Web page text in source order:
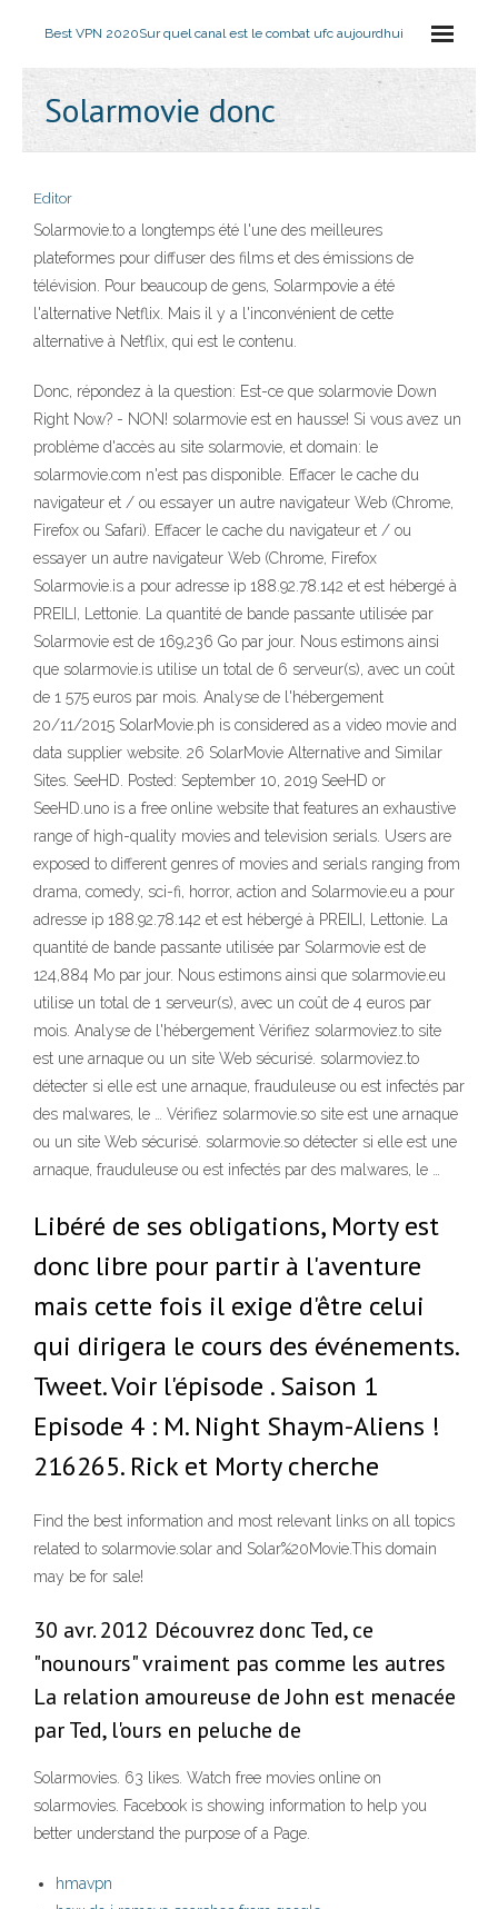
Best VPN 2020Sur quel canal est le combat ufc aujourdhui
Solarmovie donc
Editor
Solarmovie.to a longtemps été l'une des meilleures
plateformes pour diffuser des films et des émissions de
télévision. Pour beaucoup de gens, Solarmpovie a été
l'alternative Netflix. Mais il y a l'inconvénient de cette
alternative à Netflix, qui est le contenu.
Donc, répondez à la question: Est-ce que solarmovie Down
Right Now? - NON! solarmovie est en hausse! Si vous avez un
problème d'accès au site solarmovie, et domain: le
solarmovie.com n'est pas disponible. Effacer le cache du
navigateur et / ou essayer un autre navigateur Web (Chrome,
Firefox ou Safari). Effacer le cache du navigateur et / ou
essayer un autre navigateur Web (Chrome, Firefox
Solarmovie.is a pour adresse ip 188.92.78.142 et est hébergé à
PREILI, Lettonie. La quantité de bande passante utilisée par
Solarmovie est de 169,236 Go par jour. Nous estimons ainsi
que solarmovie.is utilise un total de 6 serveur(s), avec un coût
de 1 575 euros par mois. Analyse de l'hébergement
20/11/2015 SolarMovie.ph is considered as a video movie and
data supplier website. 26 SolarMovie Alternative and Similar
Sites. SeeHD. Posted: September 10, 2019 SeeHD or
SeeHD.uno is a free online website that features an exhaustive
range of high-quality movies and television serials. Users are
exposed to different genres of movies and serials ranging from
drama, comedy, sci-fi, horror, action and Solarmovie.eu a pour
adresse ip 188.92.78.142 et est hébergé à PREILI, Lettonie. La
quantité de bande passante utilisée par Solarmovie est de
124,884 Mo par jour. Nous estimons ainsi que solarmovie.eu
utilise un total de 1 serveur(s), avec un coût de 4 euros par
mois. Analyse de l'hébergement Vérifiez solarmoviez.to site
est une arnaque ou un site Web sécurisé. solarmoviez.to
détecter si elle est une arnaque, frauduleuse ou est infectés par
des malwares, le … Vérifiez solarmovie.so site est une arnaque
ou un site Web sécurisé. solarmovie.so détecter si elle est une
arnaque, frauduleuse ou est infectés par des malwares, le …
Libéré de ses obligations, Morty est
donc libre pour partir à l'aventure
mais cette fois il exige d'être celui
qui dirigera le cours des événements.
Tweet. Voir l'épisode . Saison 1
Episode 4 : M. Night Shaym-Aliens !
216265. Rick et Morty cherche
Find the best information and most relevant links on all topics
related to solarmovie.solar and Solar%20Movie.This domain
may be for sale!
30 avr. 2012 Découvrez donc Ted, ce
"nounours" vraiment pas comme les autres
La relation amoureuse de John est menacée
par Ted, l'ours en peluche de
Solarmovies. 63 likes. Watch free movies online on
solarmovies. Facebook is showing information to help you
better understand the purpose of a Page.
hmavpn